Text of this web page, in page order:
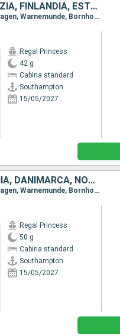
REGNO UNITO, BELGIO, PAESI BASSI, GERMANIA, POLONIA, SVEZIA, FINLANDIA, ESTONIA, DANIMARCA, NORVEGIA, ISLANDA
Itinerario : Southampton, Bruges, Rotterdam, Oslo, Kristiansund, Skagen, Copenhagen, Warnemunde, Bornholm, Gdansk, Visby, Tallinn, Helsinki, Tallinn, Stoccolma, Visby, Gdansk, Bornholm, Aarhus, Copenhagen, Skagen, Hardangerfjord, Skjolden, Olden, Seydisfjordhur, Akureyri, Isafjordhur, Reykjavik, Isafjordhur, Akureyri, Seydisfjordhur, Orcadi Meridionali, Invergordon, Edimburgo, Bruges, Southampton
Regal Princess
42 g
Cabina standard
Southampton
15/05/2027
PAESI BASSI, GERMANIA, POLONIA, SVEZIA, FINLANDIA, ESTONIA, DANIMARCA, NORVEGIA, ISLANDA, REGNO UNITO, BELGIO, CANADA, IRLANDA
Itinerario : Southampton, Bruges, Rotterdam, Oslo, Kristiansund, Skagen, Copenhagen, Warnemunde, Bornholm, Gdansk, Visby, Tallinn, Helsinki, Tallinn, Stoccolma, Visby, Gdansk, Bornholm, Aarhus, Copenhagen, Skagen, Hardangerfjord, Skjolden, Olden, Seydisfjordhur, Akureyri, Isafjordhur, Reykjavik, Isafjordhur, Akureyri, Seydisfjordhur, Orcadi Meridionali, Invergordon, Edimburgo, Bruges, Southampton, Cornwall, Cobh, Dun Laoghaire, Belfast, Greenock, Southampton
Regal Princess
50 g
Cabina standard
Southampton
15/05/2027